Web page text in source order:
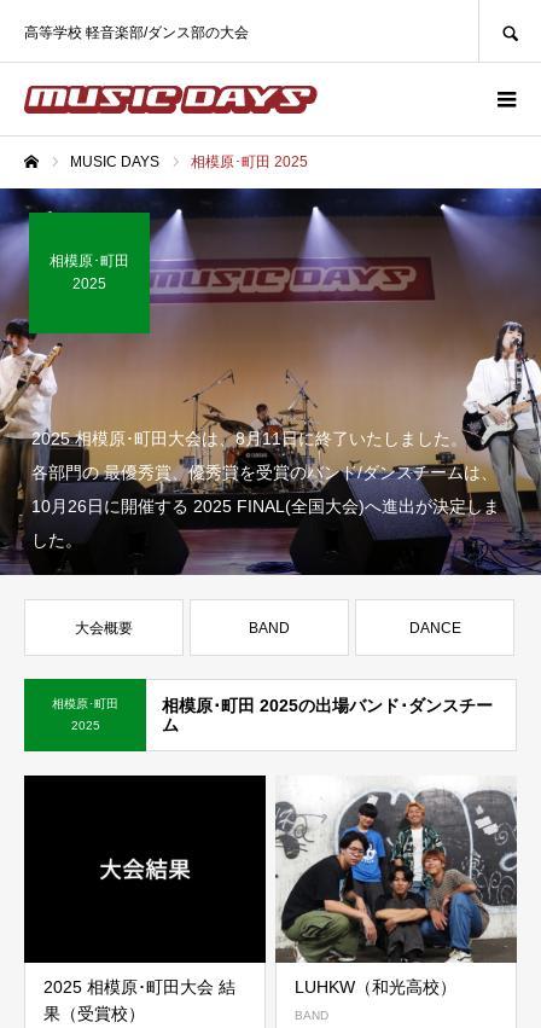
高等学校 軽音楽部/ダンス部の大会
MUSIC DAYS 相模原･町田 2025
相模原･町田
2025
2025 相模原･町田大会は、8月11日に終了いたしました。
各部門の 最優秀賞、優秀賞を受賞のバンド/ダンスチームは、
10月26日に開催する 2025 FINAL(全国大会)へ進出が決定しま
した。
大会概要 BAND DANCE
相模原･町田
2025
相模原･町田 2025の出場バンド･ダンスチー
ム
2025 相模原･町田大会 結
果（受賞校）
LUHKW（和光高校）
BAND